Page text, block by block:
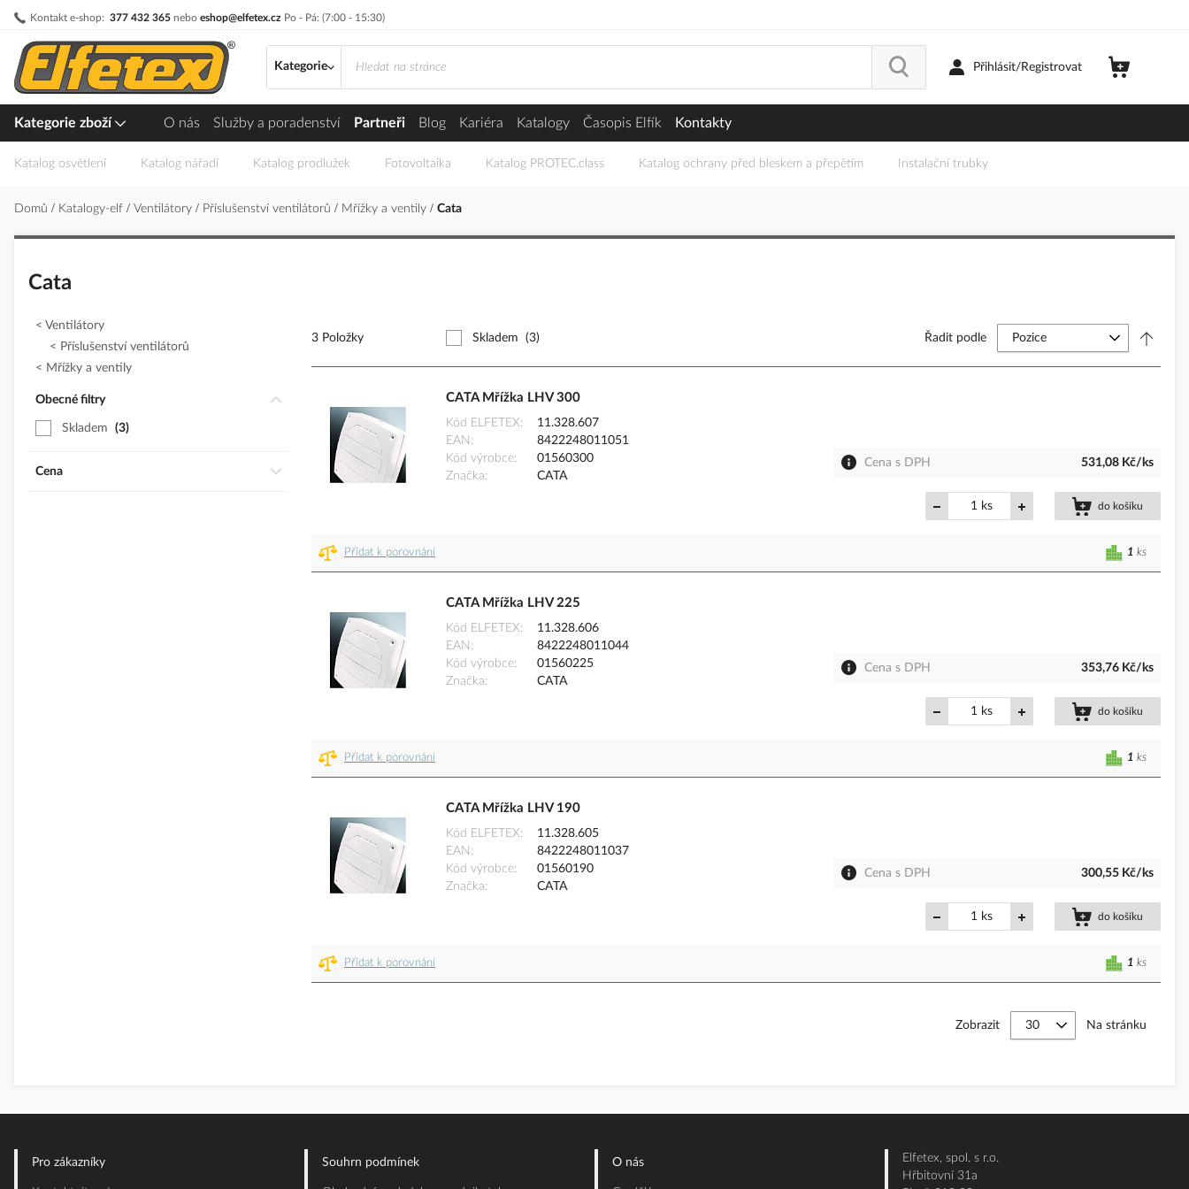
Kontakt e-shop: 377 432 365 nebo eshop@elfetex.cz Po - Pá: (7:00 - 15:30)
Přejít
obsah
Kategorie
Přihlásit/Registrovat
Kategorie zboží O nás Služby a poradenství Partneři Blog Kariéra Katalogy Časopis Elfík Kontakty
Katalog osvětlení Katalog nářadí Katalog prodlužek Fotovoltaika Katalog PROTEC.class Katalog ochrany před bleskem a přepětím Instalační trubky
Domů Katalogy-elf Ventilátory Příslušenství ventilátorů Mřížky a ventily Cata
Cata
3 Položky Skladem (3) Řadit podle
CATA Mřížka LHV 300
Kód ELFETEX
11.328.607
EAN
8422248011051
Kód výrobce
01560300
Značka
CATA
Cena s DPH 531,08 Kč/ks
ks do košíku
Přidat k porovnání 1 ks
CATA Mřížka LHV 225
Kód ELFETEX
11.328.606
EAN
8422248011044
Kód výrobce
01560225
Značka
CATA
Cena s DPH 353,76 Kč/ks
ks do košíku
Přidat k porovnání 1 ks
CATA Mřížka LHV 190
Kód ELFETEX
11.328.605
EAN
8422248011037
Kód výrobce
01560190
Značka
CATA
Cena s DPH 300,55 Kč/ks
ks do košíku
Přidat k porovnání 1 ks
Zobrazit Na stránku
Ventilátory
Příslušenství ventilátorů
Mřížky a ventily
Obecné filtry
Skladem 3
Cena
Pro zákazníky Souhrn podmínek O nás
Elfetex, spol. s r.o.
Hřbitovní 31a